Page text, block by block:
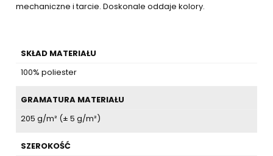
mechaniczne i tarcie. Doskonale oddaje kolory.
SKŁAD MATERIAŁU
100% poliester
GRAMATURA MATERIAŁU
205 g/m² (± 5 g/m²)
SZEROKOŚĆ